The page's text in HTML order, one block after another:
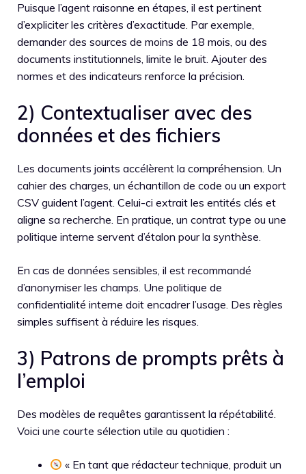
Puisque l’agent raisonne en étapes, il est pertinent
d’expliciter les critères d’exactitude. Par exemple,
demander des sources de moins de 18 mois, ou des
documents institutionnels, limite le bruit. Ajouter des
normes et des indicateurs renforce la précision.
2) Contextualiser avec des
données et des fichiers
Les documents joints accélèrent la compréhension. Un
cahier des charges, un échantillon de code ou un export
CSV guident l’agent. Celui-ci extrait les entités clés et
aligne sa recherche. En pratique, un contrat type ou une
politique interne servent d’étalon pour la synthèse.
En cas de données sensibles, il est recommandé
d’anonymiser les champs. Une politique de
confidentialité interne doit encadrer l’usage. Des règles
simples suffisent à réduire les risques.
3) Patrons de prompts prêts à
l’emploi
Des modèles de requêtes garantissent la répétabilité.
Voici une courte sélection utile au quotidien :
« En tant que rédacteur technique, produit un